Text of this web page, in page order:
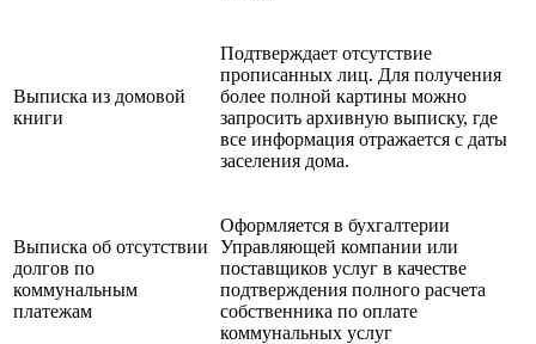
Выписка из домовой
книги
Подтверждает отсутствие
прописанных лиц. Для получения
более полной картины можно
запросить архивную выписку, где
все информация отражается с даты
заселения дома.
Выписка об отсутствии
долгов по
коммунальным
платежам
Оформляется в бухгалтерии
Управляющей компании или
поставщиков услуг в качестве
подтверждения полного расчета
собственника по оплате
коммунальных услуг